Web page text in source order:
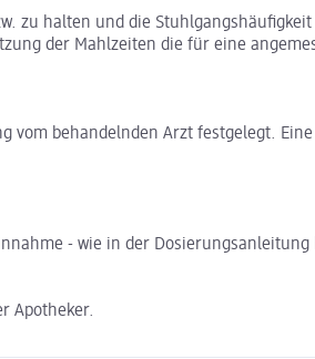
zu halten und die
der Mahlzeiten die für eine
vom behandelnden Arzt festgelegt.
- wie in der
Apotheker.